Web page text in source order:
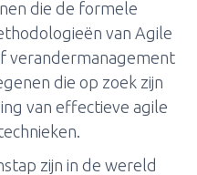
die de formele
van Agile
verandermanagement
die op zoek zijn
van effectieve agile
zijn in de wereld